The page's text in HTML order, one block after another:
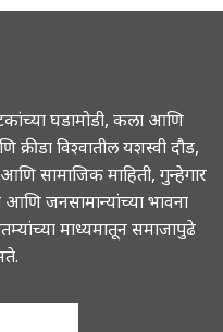
घडामोडी, कला आणि
क्रीडा विश्वातील यशस्वी दौड,
सामाजिक माहिती, गुन्हेगार
जनसामान्यांच्या भावना
माध्यमातून समाजापुढे